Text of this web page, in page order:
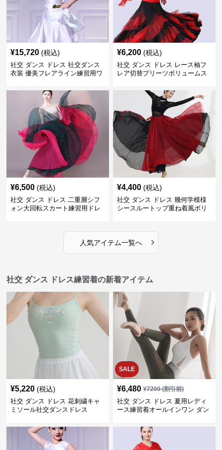
¥15,720 (税込)
社交 ダンス ドレス 社交ダンス
衣装 優美フレアライン練習用ワ
¥6,200 (税込)
社交 ダンス ドレス レース袖フ
レア切替プリーツボリュームス
¥6,500 (税込)
社交 ダンス ドレス 二重層シフ
ォン大回転スカート練習用ドレ
¥4,400 (税込)
社交 ダンス ドレス 幾何学模様
シースルートップ重ね着風ボリ
人気アイテム一覧へ ›
社交 ダンス ドレス練習着の新着アイテム
¥5,220 (税込)
社交 ダンス ドレス 花刺繍キャ
ミソール社交ダンスドレス
SALE
¥6,480 ¥7200(割引前)
社交 ダンス ドレス 夏用レディ
ース練習着オールインワン ダン